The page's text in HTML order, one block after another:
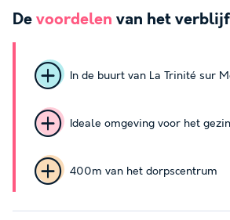
De voordelen van het verblijf
In de buurt van La Trinité sur
Ideale omgeving voor het gezin
400m van het dorpscentrum